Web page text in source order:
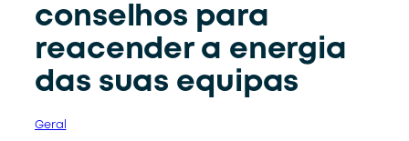
conselhos para
reacender a energia
das suas equipas
Geral